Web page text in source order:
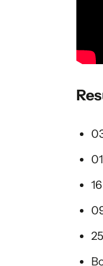
01
16
25